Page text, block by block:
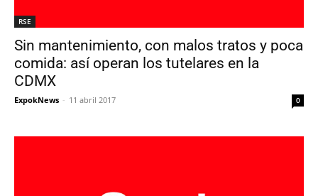
RSE
Sin mantenimiento, con malos tratos y poca
comida: así operan los tutelares en la
CDMX
ExpokNews - 11 abril 2017 0